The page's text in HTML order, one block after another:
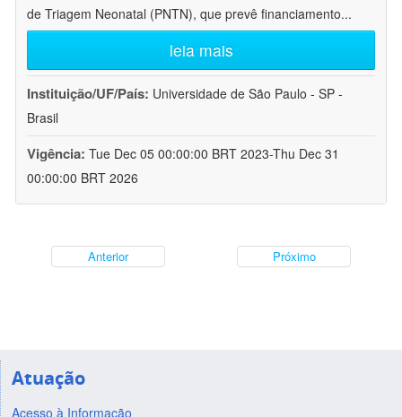
de Triagem Neonatal (PNTN), que prevê financiamento...
leia mais
Instituição/UF/País: Universidade de São Paulo - SP -
Brasil
Vigência: Tue Dec 05 00:00:00 BRT 2023-Thu Dec 31
00:00:00 BRT 2026
Anterior Próximo
Atuação
Acesso à Informação